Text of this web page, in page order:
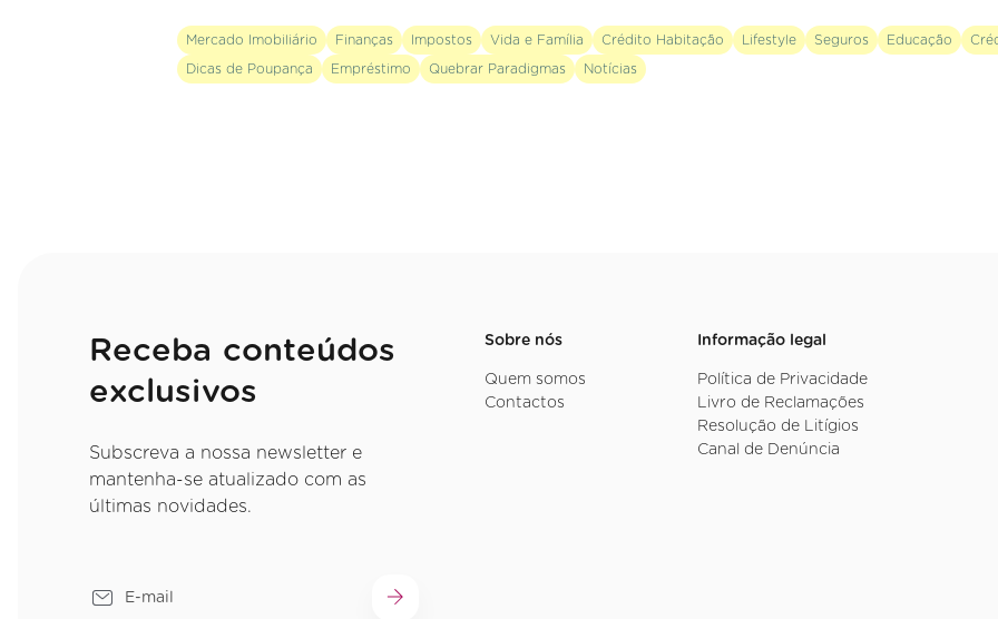
Mercado Imobiliário Finanças Impostos Vida e Família Crédito Habitação Lifestyle Seguros Educação
Dicas de Poupança Empréstimo Quebrar Paradigmas Notícias
Receba conteúdos
exclusivos
Subscreva a nossa newsletter e
mantenha-se atualizado com as
últimas novidades.
Sobre nós
Quem somos
Contactos
Informação legal
Política de Privacidade
Livro de Reclamações
Resolução de Litígios
Canal de Denúncia